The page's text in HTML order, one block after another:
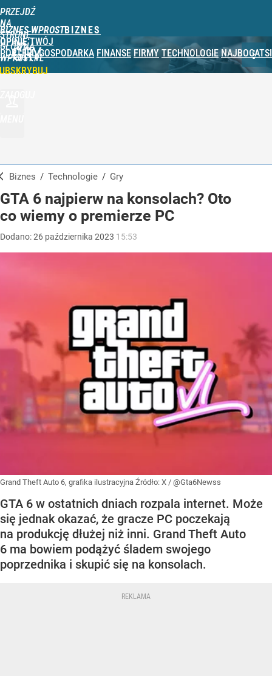
PRZEJDŹ
NA
STRONĘ
GŁÓWNĄ
WPROST.PL
BIZNES WPROST
OPINIE TWÓJ
PORTFEL GOSPODARKA FINANSE FIRMY TECHNOLOGIE NAJBOGATSI
GRY
Biznes / Technologie / Gry
GTA 6 najpierw na konsolach? Oto
co wiemy o premierze PC
Dodano:26 października 2023 15:53
Grand Theft Auto 6, grafika ilustracyjna Źródło: X / @Gta6Newss
GTA 6 w ostatnich dniach rozpala internet. Może
się jednak okazać, że gracze PC poczekają
na produkcję dłużej niż inni. Grand Theft Auto
6 ma bowiem podążyć śladem swojego
poprzednika i skupić się na konsolach.